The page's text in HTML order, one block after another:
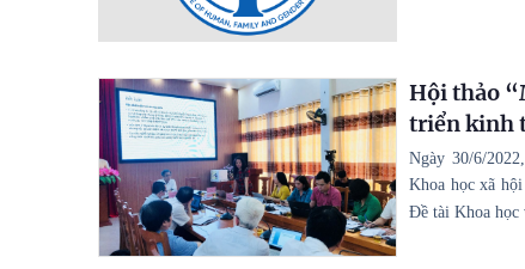
Hội thảo
triển kinh
Ngày 30/6/
Khoa học xã
Đề tài Khoa học